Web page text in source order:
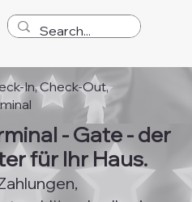
In, Check-Out,
- Gate - der
für Ihr Haus.